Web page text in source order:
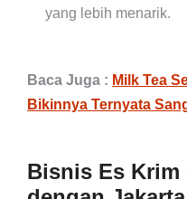
yang lebih menarik.
Baca Juga : Milk Tea
Bikinnya Ternyata
Bisnis Es Krim